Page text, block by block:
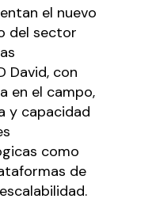
el nuevo
del sector
David, con
en el campo,
y capacidad
como
de